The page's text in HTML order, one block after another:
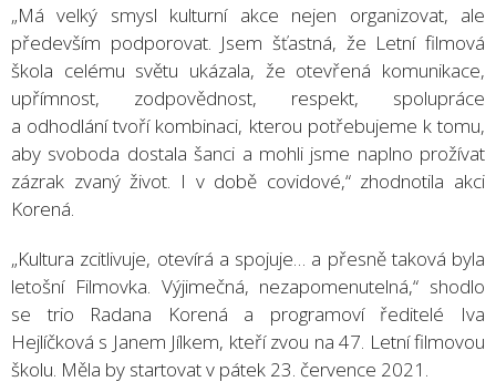
„Má velký smysl kulturní akce nejen organizovat, ale
především podporovat. Jsem šťastná, že Letní filmová
škola celému světu ukázala, že otevřená komunikace,
upřímnost, zodpovědnost, respekt, spolupráce
a odhodlání tvoří kombinaci, kterou potřebujeme k tomu,
aby svoboda dostala šanci a mohli jsme naplno prožívat
zázrak zvaný život. I v době covidové,“ zhodnotila akci
Korená.
„Kultura zcitlivuje, otevírá a spojuje… a přesně taková byla
letošní Filmovka. Výjimečná, nezapomenutelná,“ shodlo
se trio Radana Korená a programoví ředitelé Iva
Hejlíčková s Janem Jílkem, kteří zvou na 47. Letní filmovou
školu. Měla by startovat v pátek 23. července 2021.